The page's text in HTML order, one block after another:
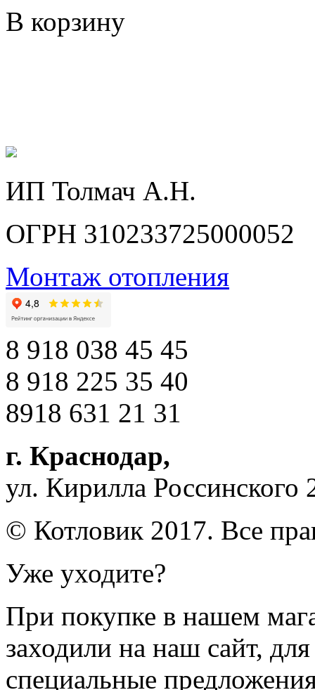
В корзину
ИП Толмач А.Н.
ОГРН 310233725000052
Монтаж отопления
8 918 038 45 45
8 918 225 35 40
8918 631 21 31
г. Краснодар,
ул. Кирилла Россинского
© Котловик 2017. Все
Уже уходите?
При покупке в нашем
заходили на наш сайт,
специальные